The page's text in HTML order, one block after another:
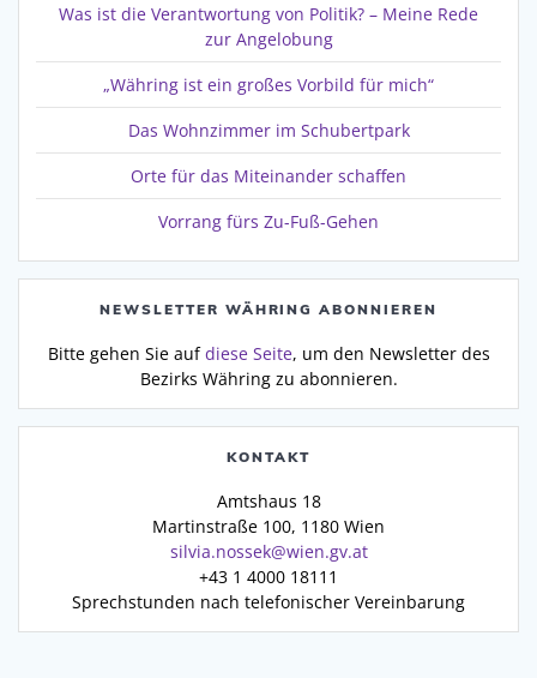
Was ist die Verantwortung von Politik? – Meine Rede
zur Angelobung
„Währing ist ein großes Vorbild für mich“
Das Wohnzimmer im Schubertpark
Orte für das Miteinander schaffen
Vorrang fürs Zu-Fuß-Gehen
NEWSLETTER WÄHRING ABONNIEREN
Bitte gehen Sie aufdiese Seite, um den Newsletter des
Bezirks Währing zu abonnieren.
KONTAKT
Amtshaus 18
Martinstraße 100, 1180 Wien
silvia.nossek@wien.gv.at
+43 1 4000 18111
Sprechstunden nach telefonischer Vereinbarung